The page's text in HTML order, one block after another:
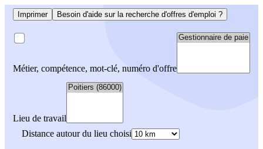
Imprimer Besoin d'aide sur la recherche d'offres d'emploi ?
Métier, compétence, mot-clé, numéro d'offre
Lieu de travail
Distance autour du lieu choisi